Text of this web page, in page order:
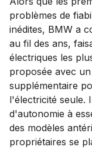
problèmes de
inédites, BMW a
au fil des ans,
électriques les
proposée avec
supplémentaire
l'électricité seule.
d'autonomie à
des modèles
propriétaires se